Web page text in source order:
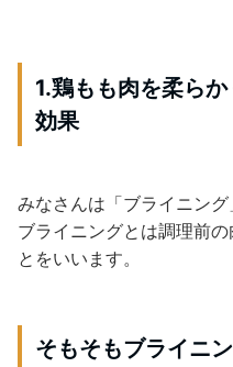
1.鶏もも肉を柔らか
効果
みなさんは「ブライニン
ブライニングとは調理前
とをいいます。
そもそもブライニ